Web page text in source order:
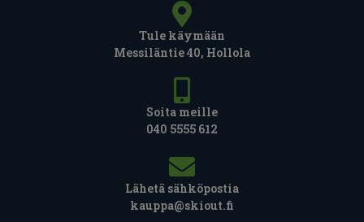
Tule käymään
Messiläntie 40, Hollola
Soita meille
040 5555 612
Lähetä sähköpostia
kauppa@skiout.fi